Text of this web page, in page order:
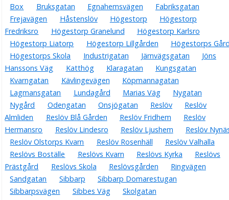
Box
Bruksgatan Egnahemsvägen
Fabriksgatan
Frejavägen
Håstenslöv Högestorp
Högestorp
Fredriksro
Högestorp Granelund
Högestorp Karlsro
Högestorp Liatorp
Högestorp Lillgården
Högestorps
Högestorps Skola
Industrigatan Järnvägsgatan
Jöns
Hanssons Väg
Katthög Klaragatan
Kungsgatan
Kvarngatan
Kävlingevägen
Köpmannagatan
Lagmansgatan
Lundagård Marias Väg
Nygatan
Nygård
Odengatan Onsjögatan Reslöv
Reslöv
Almliden
Reslöv Blå Gården Reslöv Fridhem
Reslöv
Hermansro
Reslöv Lindesro Reslöv Ljushem
Reslöv
Reslöv Olstorps Kvarn
Reslöv Rosenhäll
Reslöv Valhalla
Reslövs Boställe
Reslövs Kvarn Reslövs Kyrka
Reslövs
Prästgård
Reslövs Skola Reslövsgården
Ringvägen
Sandgatan
Sibbarp
Sibbarp Domarestugan
Sibbarpsvägen
Sibbes Väg Skolgatan